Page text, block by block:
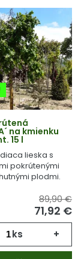
na kmienku
15 l
lieska s
pokrútenými
plodmi.
89,90 €
71,92 €
ks +